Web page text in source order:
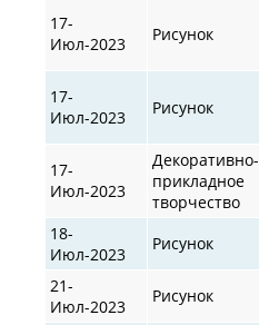
17-
Июл-2023
Рисунок
17-
Июл-2023
Рисунок
17-
Июл-2023
Декоративно-
прикладное
творчество
18-
Июл-2023
Рисунок
21-
Июл-2023
Рисунок